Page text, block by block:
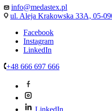
info@medastex.pl
ul. Aleja Krakowska 33A, 05-
Facebook
Instagram
LinkedIn
+48 666 697 666
LinkedIn